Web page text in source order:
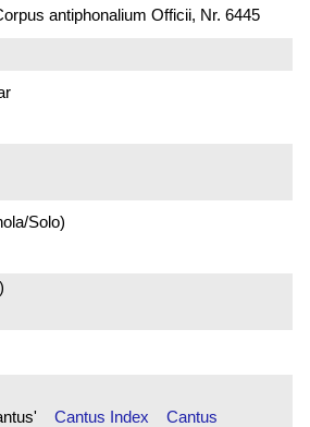
antiphonalium Officii, Nr. 6445
Solo)
Cantus Index
Cantus